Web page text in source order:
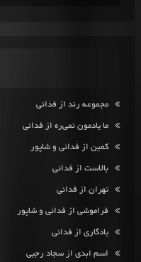
مجموعه رند از فدائی
ما یادمون نمی‌ره از فدائی
کمین از فدائی و شاپور
بالاست از فدائی
تهران از فدائی
فراموشی از فدائی و شاپور
یادگاری از فدائی
اسم ابدی از سجاد رجبی